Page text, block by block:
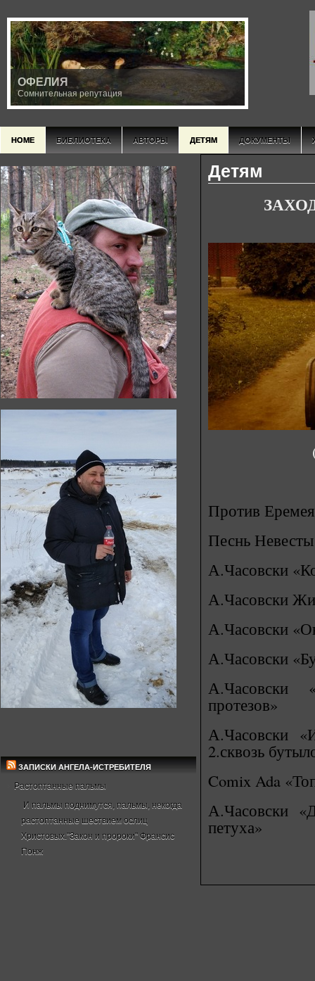
ОФЕЛИЯ
Сомнительная репутация
HOME БИБЛИОТЕКА АВТОРЫ ДЕТЯМ ДОКУМЕНТЫ
ЗАПИСКИ АНГЕЛА-ИСТРЕБИТЕЛЯ
Растоптанные пальмы
И пальмы поднимутся, пальмы, некогда
растоптанные шествием ослиц
Христовых."Закон и пророки" Франсис
Понж
Детям
Против Еремея
Песнь Невесты
А.Часовски
А.Часовски
А.Часовски
А.Часовски
А.Часовски
протезов»
А.Часовски
2.сквозь
Comix Ada
А.Часовски
петуха»